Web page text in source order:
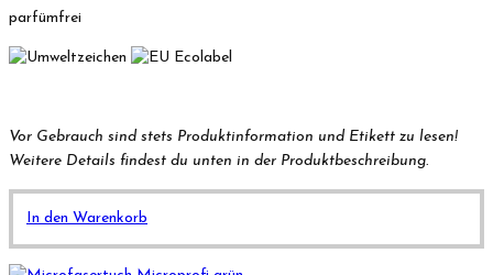
parfümfrei
Vor Gebrauch sind stets Produktinformation und Etikett zu lesen!
Weitere Details findest du unten in der Produktbeschreibung.
In den Warenkorb